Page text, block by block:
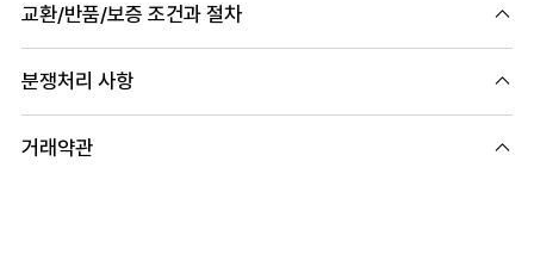
교환/반품/보증 조건과 절차
분쟁처리 사항
거래약관